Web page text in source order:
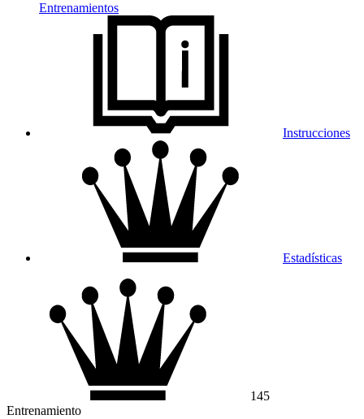
Entrenamientos
Instrucciones
Estadísticas
145
Entrenamiento